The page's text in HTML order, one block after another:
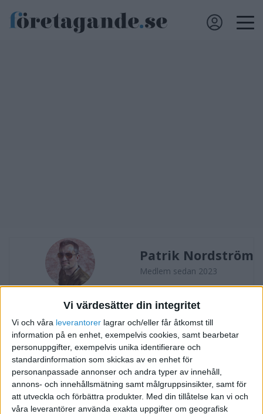
Vi värdesätter din integritet
Vi och våra leverantorer lagrar och/eller får åtkomst till
information på en enhet, exempelvis cookies, samt bearbetar
personuppgifter, exempelvis unika identifierare och
standardinformation som skickas av en enhet för
personanpassade annonser och andra typer av innehåll,
annons- och innehållsmätning samt målgruppsinsikter, samt för
att utveckla och förbättra produkter. Med din tillåtelse kan vi och
våra leverantörer använda exakta uppgifter om geografisk
Patrik Nordström
Medlem sedan 2023
Följ Skicka meddelande
FORUMAKTIVITET
Frågor och svar om hur man ska hantera en
konkurs
i Bokföring forum, Skatter och
Företagsformer
för 2 år sedan